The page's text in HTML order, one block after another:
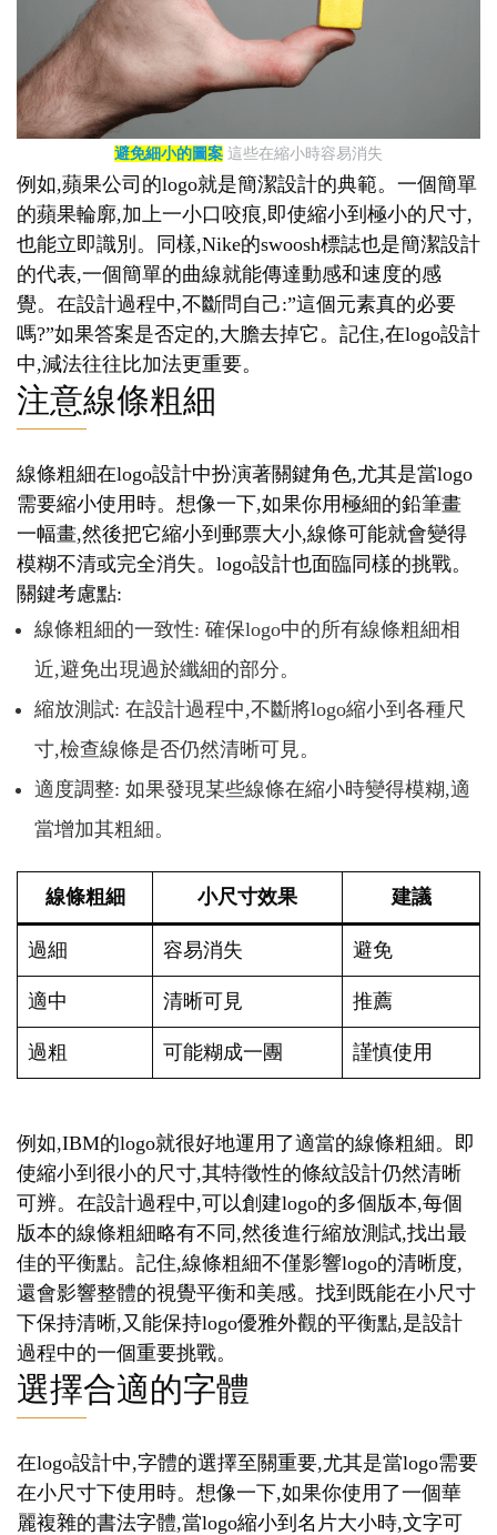
避免細小的圖案 這些在縮小時容易消失
例如,蘋果公司的logo就是簡潔設計的典範。一個簡單
的蘋果輪廓,加上一小口咬痕,即使縮小到極小的尺寸,
也能立即識別。同樣,Nike的swoosh標誌也是簡潔設計
的代表,一個簡單的曲線就能傳達動感和速度的感
覺。在設計過程中,不斷問自己:”這個元素真的必要
嗎?”如果答案是否定的,大膽去掉它。記住,在logo設計
中,減法往往比加法更重要。
注意線條粗細
線條粗細在logo設計中扮演著關鍵角色,尤其是當logo
需要縮小使用時。想像一下,如果你用極細的鉛筆畫
一幅畫,然後把它縮小到郵票大小,線條可能就會變得
模糊不清或完全消失。logo設計也面臨同樣的挑戰。
關鍵考慮點:
線條粗細的一致性: 確保logo中的所有線條粗細相
近,避免出現過於纖細的部分。
縮放測試: 在設計過程中,不斷將logo縮小到各種尺
寸,檢查線條是否仍然清晰可見。
適度調整: 如果發現某些線條在縮小時變得模糊,適
當增加其粗細。
線條粗細 小尺寸效果 建議
過細 容易消失 避免
適中 清晰可見 推薦
過粗 可能糊成一團 謹慎使用
例如,IBM的logo就很好地運用了適當的線條粗細。即
使縮小到很小的尺寸,其特徵性的條紋設計仍然清晰
可辨。在設計過程中,可以創建logo的多個版本,每個
版本的線條粗細略有不同,然後進行縮放測試,找出最
佳的平衡點。記住,線條粗細不僅影響logo的清晰度,
還會影響整體的視覺平衡和美感。找到既能在小尺寸
下保持清晰,又能保持logo優雅外觀的平衡點,是設計
過程中的一個重要挑戰。
選擇合適的字體
在logo設計中,字體的選擇至關重要,尤其是當logo需要
在小尺寸下使用時。想像一下,如果你使用了一個華
麗複雜的書法字體,當logo縮小到名片大小時,文字可